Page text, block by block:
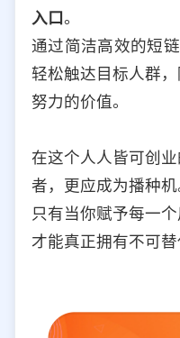
入口。
通过简洁高效的短
轻松触达目标人群
努力的价值。
在这个人人皆可创
者，更应成为播种机
只有当你赋予每一
才能真正拥有不可替